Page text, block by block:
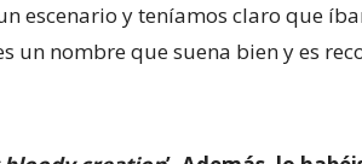
escenario y teníamos claro que
un nombre que suena bien y es